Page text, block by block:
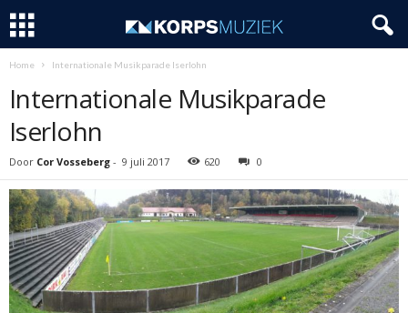
Home Internationale Musikparade Iserlohn
Internationale Musikparade
Iserlohn
Door Cor Vosseberg - 9 juli 2017 620 0